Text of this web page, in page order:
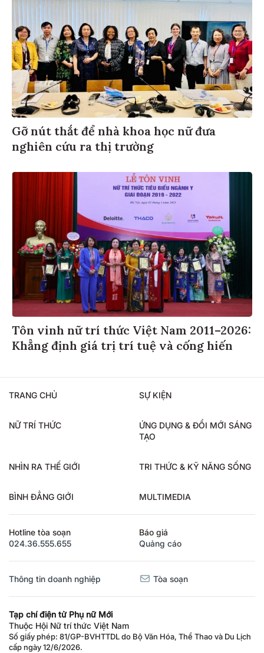
Gỡ nút thắt để nhà khoa học nữ đưa
nghiên cứu ra thị trường
Tôn vinh nữ trí thức Việt Nam 2011–2026:
Khẳng định giá trị trí tuệ và cống hiến
TRANG CHỦ SỰ KIỆN
NỮ TRÍ THỨC
ỨNG DỤNG & ĐỔI MỚI SÁNG
TẠO
NHÌN RA THẾ GIỚI TRI THỨC & KỸ NĂNG SỐNG
BÌNH ĐẲNG GIỚI MULTIMEDIA
Hotline tòa soạn
024.36.555.655
Báo giá
Quảng cáo
Thông tin doanh nghiệp Tòa soạn
Tạp chí điện tử Phụ nữ Mới
Thuộc Hội Nữ trí thức Việt Nam
Số giấy phép: 81/GP-BVHTTDL do Bộ Văn Hóa, Thể Thao và Du Lịch
cấp ngày 12/6/2026.